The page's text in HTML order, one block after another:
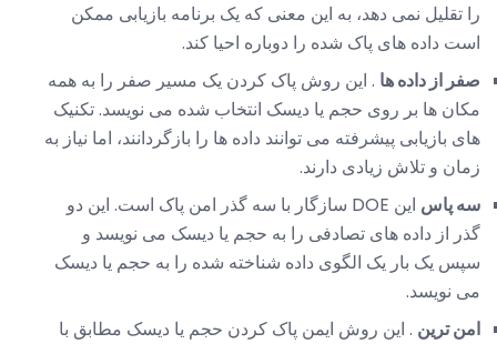
را تقلیل نمی دهد، به این معنی که یک برنامه بازیابی ممکن
است داده های پاک شده را دوباره احیا کند.
صفر از داده ها . این روش پاک کردن یک مسیر صفر را به همه
مکان ها بر روی حجم یا دیسک انتخاب شده می نویسد. تکنیک
های بازیابی پیشرفته می توانند داده ها را بازگردانند، اما نیاز به
زمان و تلاش زیادی دارند.
سه پاس
این DOE سازگار با سه گذر امن پاک است. این دو
گذر از داده های تصادفی را به حجم یا دیسک می نویسد و
سپس یک بار یک الگوی داده شناخته شده را به حجم یا دیسک
می نویسد.
امن ترین . این روش ایمن پاک کردن حجم یا دیسک مطابق با